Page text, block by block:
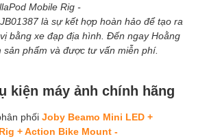
Mobile Rig -
là sự kết hợp hoàn hảo để tạo ra
bằng xe đạp địa hình. Đến ngay Hoằng
sản phẩm và được tư vấn miễn phí.
kiện máy ảnh chính hãng
phối Joby Beamo Mini LED +
+ Action Bike Mount -